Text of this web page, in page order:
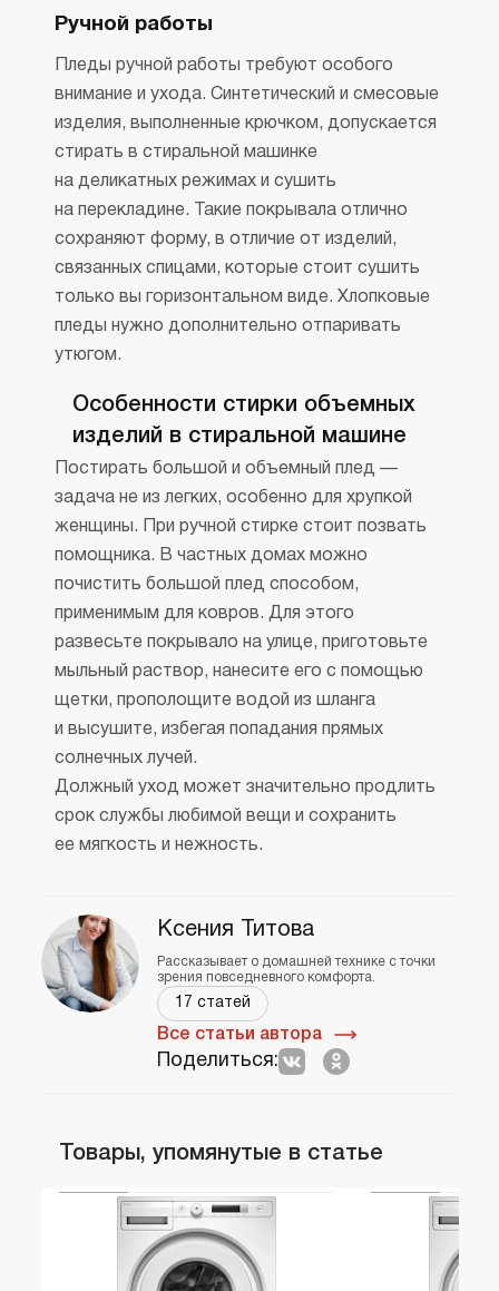
Ручной работы
Пледы ручной работы требуют особого
внимание и ухода. Синтетический и смесовые
изделия, выполненные крючком, допускается
стирать в стиральной машинке
на деликатных режимах и сушить
на перекладине. Такие покрывала отлично
сохраняют форму, в отличие от изделий,
связанных спицами, которые стоит сушить
только вы горизонтальном виде. Хлопковые
пледы нужно дополнительно отпаривать
утюгом.
Особенности стирки объемных
изделий в стиральной машине
Постирать большой и объемный плед —
задача не из легких, особенно для хрупкой
женщины. При ручной стирке стоит позвать
помощника. В частных домах можно
почистить большой плед способом,
применимым для ковров. Для этого
развесьте покрывало на улице, приготовьте
мыльный раствор, нанесите его с помощью
щетки, прополощите водой из шланга
и высушите, избегая попадания прямых
солнечных лучей.
Должный уход может значительно продлить
срок службы любимой вещи и сохранить
ее мягкость и нежность.
Ксения Титова
Рассказывает о домашней технике с точки
зрения повседневного комфорта.
17 статей
Все статьи автора
Поделиться:
Товары, упомянутые в статье